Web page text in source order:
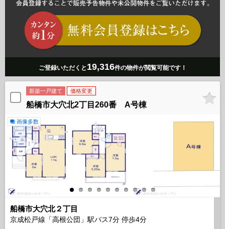
ご登録いただくと 19,316件の物件が閲覧可能です！
新築一戸建て 価格変更
船橋市大穴北2丁目260番 A号棟
画像多数
船橋市大穴北２丁目
京成松戸線「高根公団」駅バス7分 停歩4分